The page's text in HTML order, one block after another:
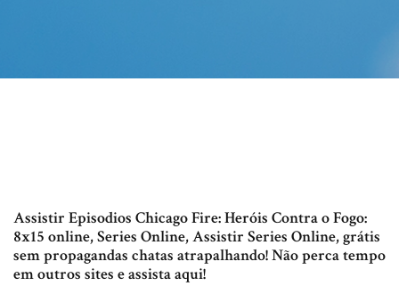
Assistir Episodios Chicago Fire: Heróis Contra o Fogo:
8x15 online, Series Online, Assistir Series Online, grátis
sem propagandas chatas atrapalhando! Não perca tempo
em outros sites e assista aqui!